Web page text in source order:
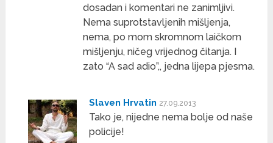
dosadan i komentari ne zanimljivi.
Nema suprotstavljenih mišljenja,
nema, po mom skromnom laičkom
mišljenju, ničeg vrijednog čitanja. I
zato “A sad adio”,, jedna lijepa pjesma.
Slaven Hrvatin 27.09.2013
Tako je, nijedne nema bolje od naše
policije!